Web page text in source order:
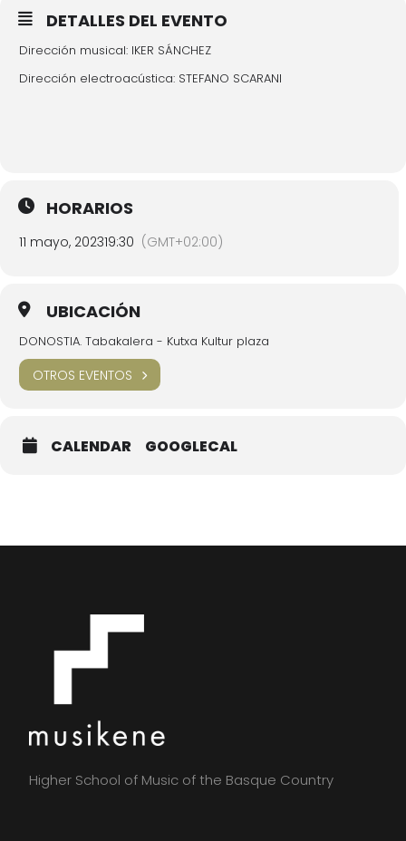
DETALLES DEL EVENTO
Dirección musical: IKER SÁNCHEZ
Dirección electroacústica: STEFANO SCARANI
HORARIOS
11 mayo, 202319:30 (GMT+02:00)
UBICACIÓN
DONOSTIA. Tabakalera - Kutxa Kultur plaza
OTROS EVENTOS
CALENDAR GOOGLECAL
Higher School of Music of the Basque Country